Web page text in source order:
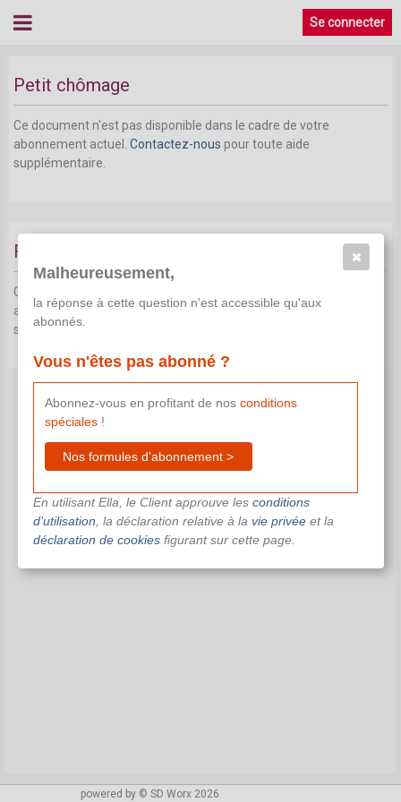
Se connecter
Petit chômage
Ce document n'est pas disponible dans le cadre de votre
abonnement actuel. Contactez-nous pour toute aide
supplémentaire.
Formation
Ce document n'est pas disponible dans le cadre de votre
abonnement actuel.Contactez-nous pour toute aide
supplémentaire.
powered by © SD Worx 2026
Malheureusement,
la réponse à cette question n'est accessible qu'aux
abonnés.
Vous n'êtes pas abonné ?
Abonnez-vous en profitant de nos conditions
spéciales!
Nos formules d'abonnement >
En utilisant Ella, le Client approuve les conditions
d’utilisation , la déclaration relative à la vie privéeet la
déclaration de cookiesfigurant sur cette page.